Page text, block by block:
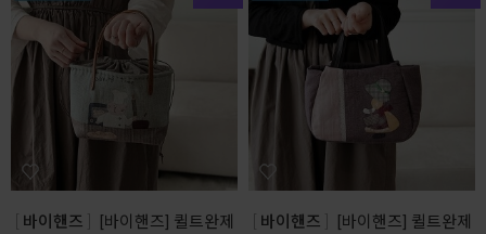
바이핸즈
[바이핸즈] 퀼트완제
바이핸즈
[바이핸즈] 퀼트완제